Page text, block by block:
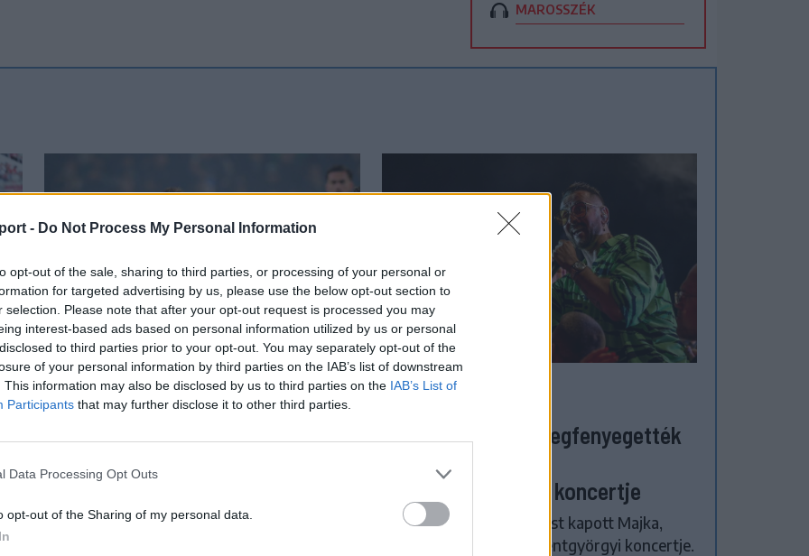
- Do Not Process My Personal Information
opt-out of the sale, sharing to third parties, or processing of your personal or
for targeted advertising by us, please use the below opt-out section to
selection. Please note that after your opt-out request is processed you may
interest-based ads based on personal information utilized by us or personal
to third parties prior to your opt-out. You may separately opt-out of the
of your personal information by third parties on the IAB’s list of downstream
This information may also be disclosed by us to third parties on the IAB’s List of
Participants that may further disclose it to other third parties.
Data Processing Opt Outs
opt-out of the Sharing of my personal data.
MAROSSZÉK
Corbu góljától hangos a román és
meghívót sürgetnek
Győztes gólt szerzett, a mérkőzés
legjobbjának választották, teljesítményével
pedig a román sportsajtó figyelmét is
SZÉKELYHON
Életveszélyesen megfenyegették
Majkát, elmarad a
sepsiszentgyörgyi koncertje
Életveszélyes fenyegetést kapott Majka,
ezért elmarad a sepsiszentgyörgyi koncertje.